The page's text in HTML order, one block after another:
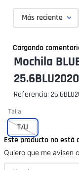
Más reciente
Cargando
Mochila
Referencia:
Talla
T/U
Este producto no
Quiero que me avisen